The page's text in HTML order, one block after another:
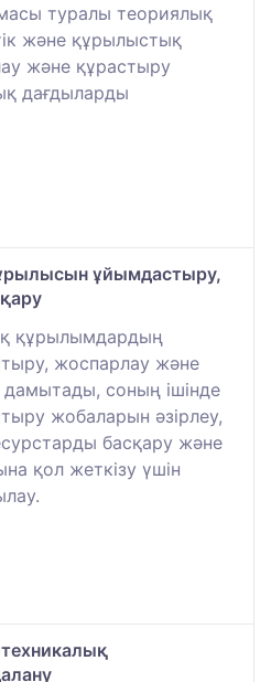
туралы теориялық
және құрылыстық
және құрастыру
дағдыларды
ұйымдастыру,
құрылымдардың
жоспарлау және
соның ішінде
жобаларын әзірлеу,
басқару және
қол жеткізу үшін